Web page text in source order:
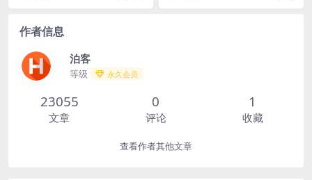
作者信息
泊客
等级 永久会员
23055
文章
0
评论
1
收藏
查看作者其他文章